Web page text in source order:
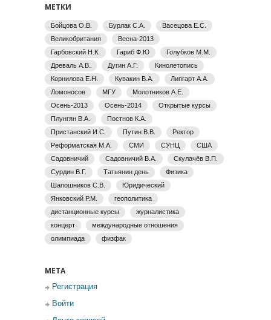
МЕТКИ
Бойцова О.В. Бурлак С.А.
Васецова Е.С.
Великобритания
Весна-2013
Гарбовский Н.К.
Гариб Ф.Ю
Голубков М.М.
Древаль А.В.
Дугин А.Г.
Кинолетопись
Корнилова Е.Н.
Кувакин В.А.
Липгарт А.А.
Ломоносов
МГУ
Молотников А.Е.
Осень-2013
Осень-2014
Открытые курсы
Плунгян В.А.
Постнов К.А.
Пристанский И.С.
Путин В.В.
Ректор
Реформатская М.А.
СМИ СУНЦ
США
Садовничий
Садовничий В.А.
Скулачёв В.П.
Сурдин В.Г.
Татьянин день
Физика
Шапошников С.В.
Юридический
Янковский Р.М.
геополитика
дистанционные курсы
журналистика
концерт
международные отношения
олимпиада
физфак
МЕТА
Регистрация
Войти